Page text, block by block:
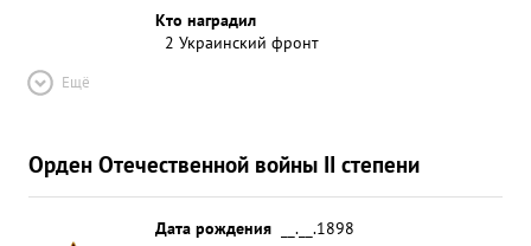
Кто наградил
2 Украинский фронт
Ещё
Орден Отечественной войны II степени
Дата рождения
__.__.1898